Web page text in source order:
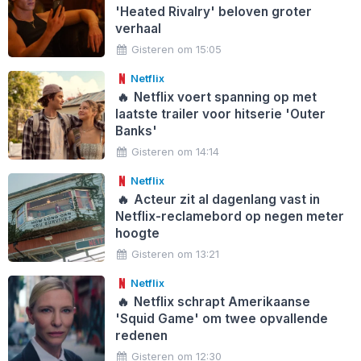
'Heated Rivalry' beloven groter
verhaal
Gisteren om 15:05
Netflix
🔥 Netflix voert spanning op met
laatste trailer voor hitserie 'Outer
Banks'
Gisteren om 14:14
Netflix
🔥 Acteur zit al dagenlang vast in
Netflix-reclamebord op negen meter
hoogte
Gisteren om 13:21
Netflix
🔥 Netflix schrapt Amerikaanse
'Squid Game' om twee opvallende
redenen
Gisteren om 12:30